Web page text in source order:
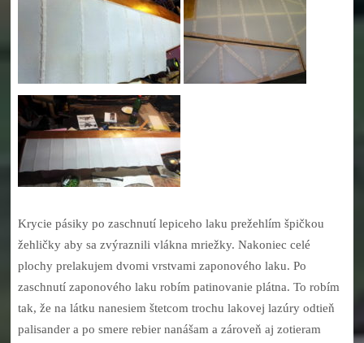
Krycie pásiky po zaschnutí lepiceho laku prežehlím špičkou
žehličky aby sa zvýraznili vlákna mriežky. Nakoniec celé
plochy prelakujem dvomi vrstvami zaponového laku. Po
zaschnutí zaponového laku robím patinovanie plátna. To robím
tak, že na látku nanesiem štetcom trochu lakovej lazúry odtieň
palisander a po smere rebier nanášam a zároveň aj zotieram